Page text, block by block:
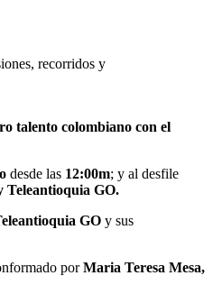
recorridos y
talento colombiano con el
desde las 12:00m; y al desfile
Teleantioquia GO.
GO y sus
porMaria Teresa Mesa,